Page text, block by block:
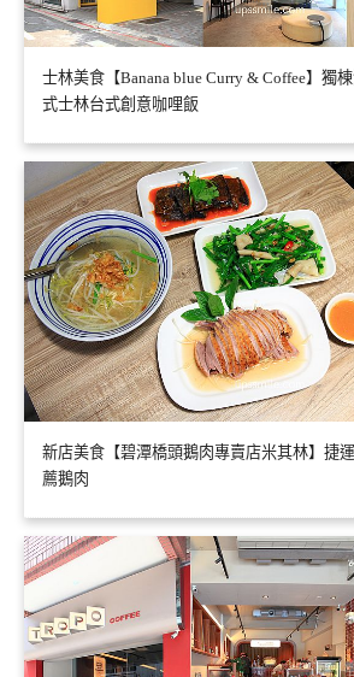
士林美食【Banana blue Curry & Coffee】獨
式士林台式創意咖哩飯
新店美食【碧潭橋頭鵝肉專賣店米其林】捷
薦鵝肉